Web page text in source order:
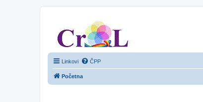
Linkovi ČPP
Početna